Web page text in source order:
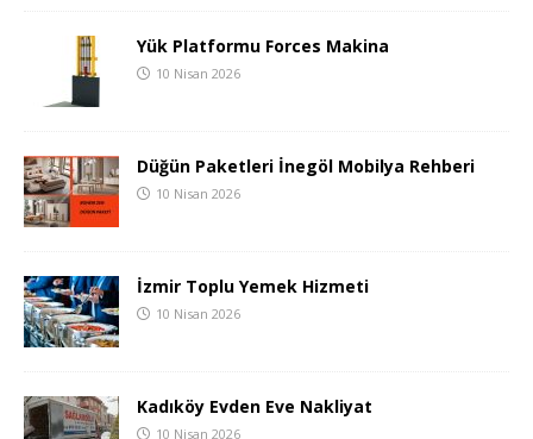
Yük Platformu Forces Makina
10 Nisan 2026
Düğün Paketleri İnegöl Mobilya Rehberi
10 Nisan 2026
İzmir Toplu Yemek Hizmeti
10 Nisan 2026
Kadıköy Evden Eve Nakliyat
10 Nisan 2026